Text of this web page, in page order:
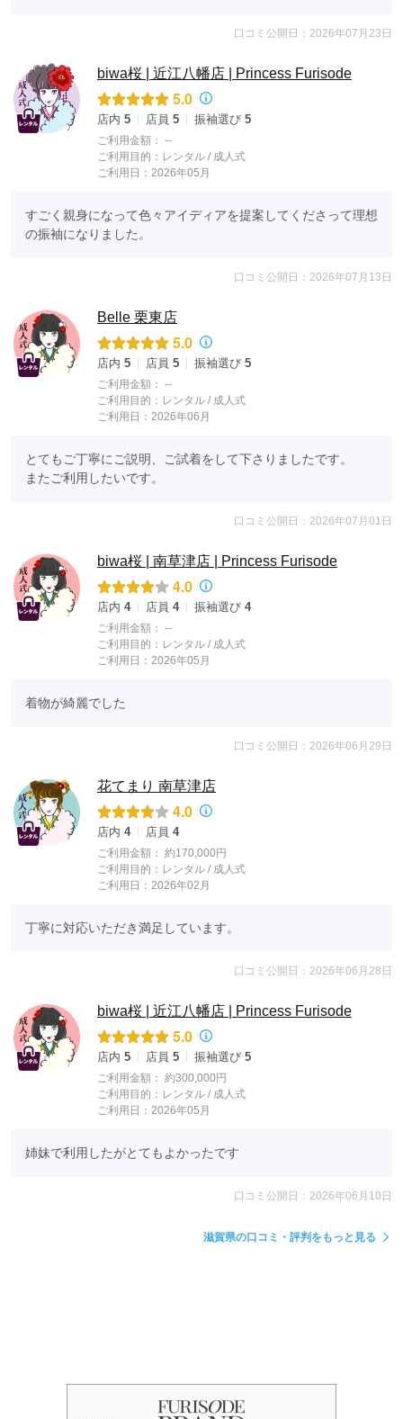
口コミ公開日：2026年07月23日
biwa桜 | 近江八幡店 | Princess Furisode
5.0
店内 5 店員 5 振袖選び 5
ご利用金額： --
ご利用目的： レンタル / 成人式
ご利用日：2026年05月
すごく親身になって色々アイディアを提案してくださって理想
の振袖になりました。
口コミ公開日：2026年07月13日
Belle 栗東店
5.0
店内 5 店員 5 振袖選び 5
ご利用金額： --
ご利用目的： レンタル / 成人式
ご利用日：2026年06月
とてもご丁寧にご説明、ご試着をして下さりましたです。
またご利用したいです。
口コミ公開日：2026年07月01日
biwa桜 | 南草津店 | Princess Furisode
4.0
店内 4 店員 4 振袖選び 4
ご利用金額： --
ご利用目的： レンタル / 成人式
ご利用日：2026年05月
着物が綺麗でした
口コミ公開日：2026年06月29日
花てまり 南草津店
4.0
店内 4 店員 4
ご利用金額： 約170,000円
ご利用目的： レンタル / 成人式
ご利用日：2026年02月
丁寧に対応いただき満足しています。
口コミ公開日：2026年06月28日
biwa桜 | 近江八幡店 | Princess Furisode
5.0
店内 5 店員 5 振袖選び 5
ご利用金額： 約300,000円
ご利用目的： レンタル / 成人式
ご利用日：2026年05月
姉妹で利用したがとてもよかったです
口コミ公開日：2026年06月10日
滋賀県の口コミ・評判をもっと見る